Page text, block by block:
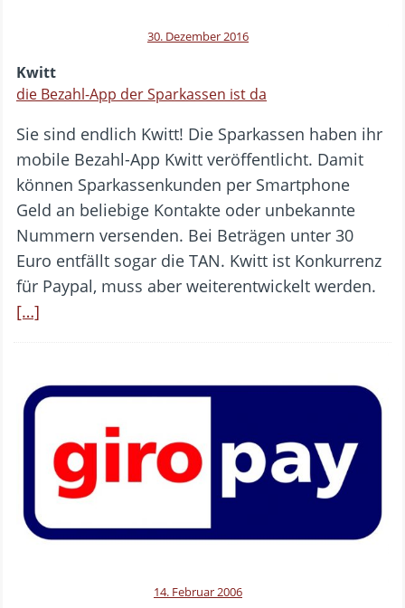
30. Dezember 2016
Kwitt
die Bezahl-App der Sparkassen ist da
Sie sind endlich Kwitt! Die Sparkassen haben ihr
mobile Bezahl-App Kwitt veröffentlicht. Damit
können Sparkassenkunden per Smartphone
Geld an beliebige Kontakte oder unbekannte
Nummern versenden. Bei Beträgen unter 30
Euro entfällt sogar die TAN. Kwitt ist Konkurrenz
für Paypal, muss aber weiterentwickelt werden.
[…]
14. Februar 2006